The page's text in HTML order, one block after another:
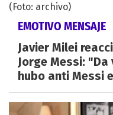
EMOTIVO MENSAJE
Javier Milei
Jorge Messi:
hubo anti Messi